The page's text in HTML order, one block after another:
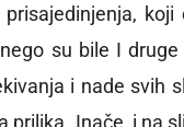
su bile I
i nade